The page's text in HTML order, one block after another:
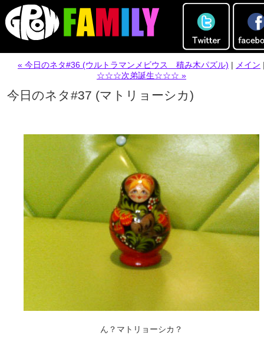
« 今日のネタ#36 (ウルトラマンメビウス 積み木パズル) | メイン
☆☆☆次弟誕生☆☆☆ »
今日のネタ#37 (マトリョーシカ)
ん？マトリョーシカ？